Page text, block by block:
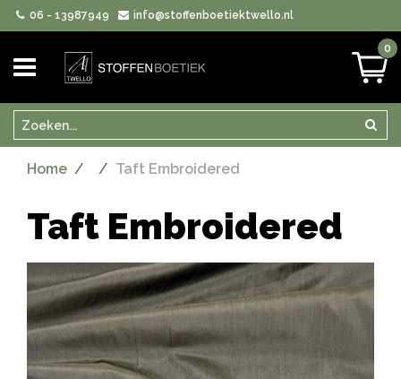
06 - 13987949 info@stoffenboetiektwello.nl
0
Zoeken
Home Taft Embroidered
Taft Embroidered